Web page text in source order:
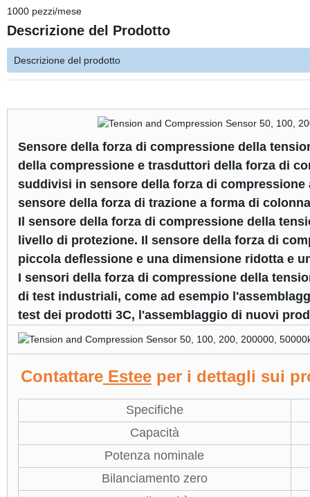
1000 pezzi/mese
Descrizione del Prodotto
Descrizione del prodotto
Sensore della forza di compressione della
della compressione e trasduttori della forza di
suddivisi in sensore della forza di
sensore della forza di trazione a forma di
Il sensore della forza di compressione della
livello di protezione. Il sensore della forza di
piccola deflessione e una dimensione ridotta e
I sensori della forza di compressione della
di test industriali, come ad esempio
test dei prodotti 3C, l'assemblaggio di nuovi
ContattareEsteeper i dettagli sui
Specifiche
Capacità
Potenza nominale
Bilanciamento zero